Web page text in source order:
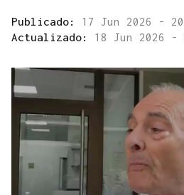
Publicado: 17 Jun 2026 -
Actualizado: 18 Jun 2026 -